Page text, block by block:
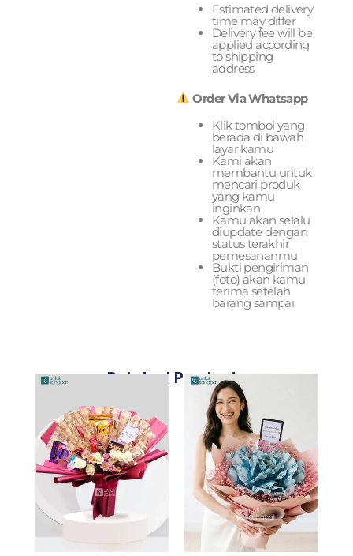
Estimated delivery
time may differ
Delivery fee will be
applied according
to shipping
address
Order Via Whatsapp
Klik tombol yang
berada di bawah
layar kamu
Kami akan
membantu untuk
mencari produk
yang kamu
inginkan
Kamu akan selalu
diupdate dengan
status terakhir
pemesananmu
Bukti pengiriman
(foto) akan kamu
terima setelah
barang sampai
Related Products